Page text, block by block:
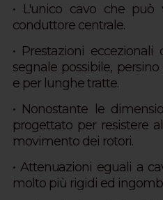
• L'unico cavo che
conduttore centrale.
• Prestazioni
segnale possibile,
e per lunghe tratte.
• Nonostante le
progettato per resistere
movimento dei rotori.
• Attenuazioni eguali a
molto più rigidi ed